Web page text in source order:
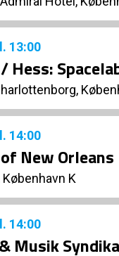
13:00
Hess:
14:00
New Orleans
K
14:00
Musik